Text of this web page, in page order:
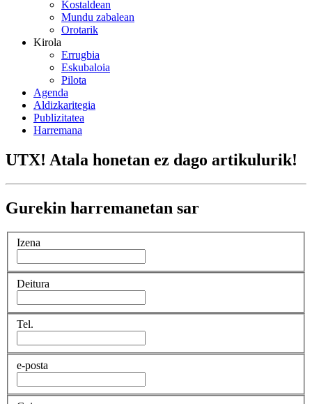
Kostaldean
Mundu zabalean
Orotarik
Kirola
Errugbia
Eskubaloia
Pilota
Agenda
Aldizkaritegia
Publizitatea
Harremana
UTX! Atala honetan ez dago artikulurik!
Gurekin harremanetan sar
Izena
Deitura
Tel.
e-posta